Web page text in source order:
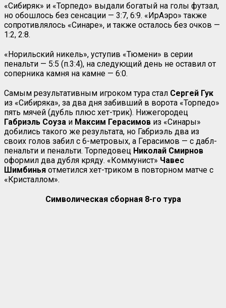
«Сибиряк» и «Торпедо» выдали богатый на голы футзал,
но обошлось без сенсации — 3:7, 6:9. «ИрАэро» также
сопротивлялось «Синаре», и также осталось без очков —
1:2, 2:8.
«Норильский никель», уступив «Тюмени» в серии
пенальти — 5:5 (п.3:4), на следующий день не оставил от
соперника камня на камне — 6:0.
Самым результативным игроком тура стал Сергей Гук
из «Сибиряка», за два дня забивший в ворота «Торпедо»
пять мячей (дубль плюс хет-трик). Нижегородец
Габриэль Соуза и Максим Герасимов из «Синары»
добились такого же результата, но Габриэль два из
своих голов забил с 6-метровых, а Герасимов — с дабл-
пенальти и пенальти. Торпедовец Николай Смирнов
оформил два дубля кряду. «Коммунист» Чавес
Шимбинья отметился хет-триком в повторном матче с
«Кристаллом».
Символическая сборная 8-го тура